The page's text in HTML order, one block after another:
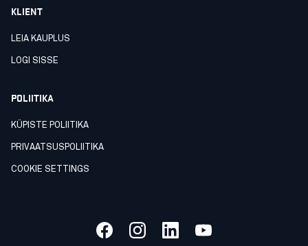
KLIENT
LEIA KAUPLUS
LOGI SISSE
POLIITIKA
KÜPISTE POLIITIKA
PRIVAATSUSPOLIITIKA
COOKIE SETTINGS